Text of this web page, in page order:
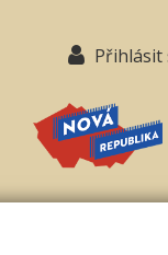
Přihlásit